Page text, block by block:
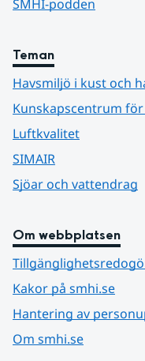
SMHI-podden
Teman
Havsmiljö i kust och
Kunskapscentrum
Luftkvalitet
SIMAIR
Sjöar och vattendrag
Om webbplatsen
Kakor på smhi.se
Hantering av
Om smhi.se